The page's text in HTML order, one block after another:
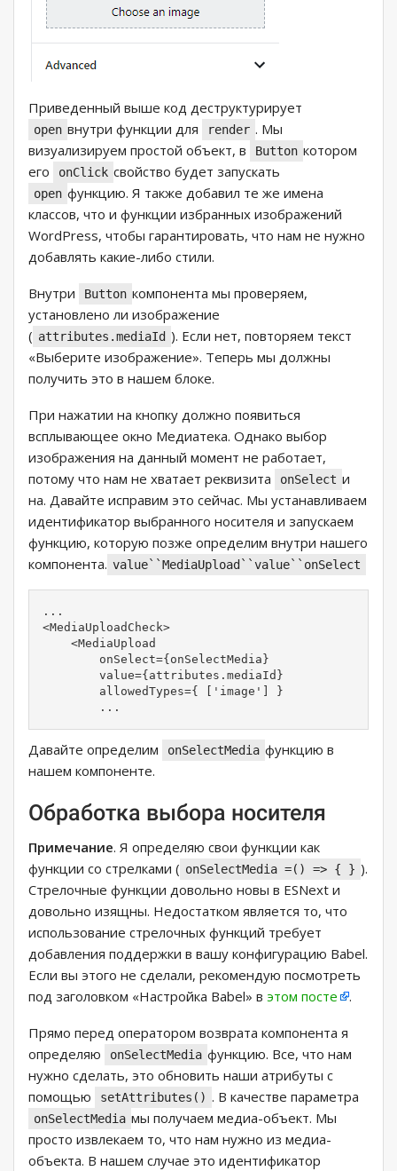
Приведенный выше код деструктурирует
open внутри функции для render . Мы
визуализируем простой объект, в
Button котором
его
onClick свойство будет запускать
open функцию. Я также добавил те же имена
классов, что и функции избранных изображений
WordPress, чтобы гарантировать, что нам не нужно
добавлять какие-либо стили.
Внутри Button компонента мы проверяем,
установлено ли изображение
( attributes.mediaId ). Если нет, повторяем текст
«Выберите изображение». Теперь мы должны
получить это в нашем блоке.
При нажатии на кнопку должно появиться
всплывающее окно Медиатека. Однако выбор
изображения на данный момент не работает,
потому что нам не хватает реквизита
onSelect и
на. Давайте исправим это сейчас. Мы устанавливаем
идентификатор выбранного носителя и запускаем
функцию, которую позже определим внутри нашего
компонента. value``MediaUpload``value``onSelect
...
<MediaUploadCheck>
        ...
Давайте определим onSelectMedia функцию в
нашем компоненте.
Обработка выбора носителя
Примечание. Я определяю свои функции как
функции со стрелками ( onSelectMedia =() => { } ).
Стрелочные функции довольно новы в ESNext и
довольно изящны. Недостатком является то, что
использование стрелочных функций требует
добавления поддержки в вашу конфигурацию Babel.
Если вы этого не сделали, рекомендую посмотреть
под заголовком «Настройка Babel» в этом посте .
Прямо перед оператором возврата компонента я
определяю
onSelectMedia функцию. Все, что нам
нужно сделать, это обновить наши атрибуты с
помощью
setAttributes() . В качестве параметра
onSelectMedia мы получаем медиа-объект. Мы
просто извлекаем то, что нам нужно из медиа-
объекта. В нашем случае это идентификатор